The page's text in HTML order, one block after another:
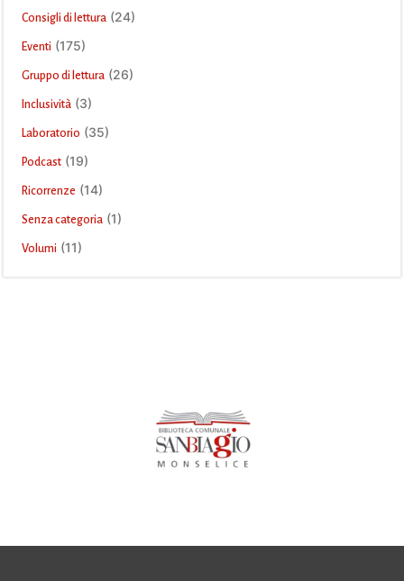
Consigli di lettura (24)
Eventi (175)
Gruppo di lettura (26)
Inclusività (3)
Laboratorio (35)
Podcast (19)
Ricorrenze (14)
Senza categoria (1)
Volumi (11)